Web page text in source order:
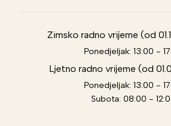
Zimsko radno vrijeme (od
Ponedjeljak: 13:00 -
Ljetno radno vrijeme (od
Ponedjeljak: 13:00 -
Subota: 08:00 -